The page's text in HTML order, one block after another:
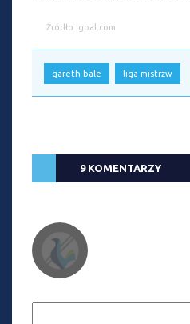
Źródło: goal.com
gareth bale liga mistrzw
9 KOMENTARZY